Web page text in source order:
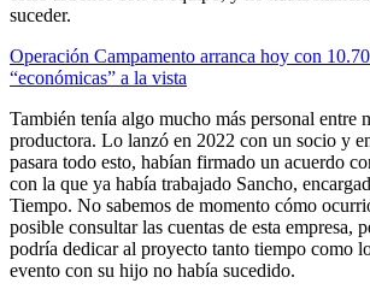
suceder.
Operación Campamento arranca hoy con
“económicas” a la vista
También tenía algo mucho más personal entre
productora. Lo lanzó en 2022 con un socio y
pasara todo esto, habían firmado un acuerdo
con la que ya había trabajado Sancho,
Tiempo. No sabemos de momento cómo
posible consultar las cuentas de esta empresa,
podría dedicar al proyecto tanto tiempo como
evento con su hijo no había sucedido.